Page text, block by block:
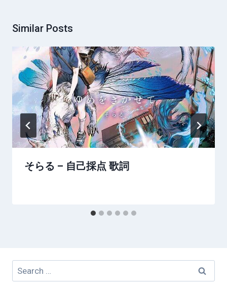
Similar Posts
そらる – 自己採点 歌詞
Search